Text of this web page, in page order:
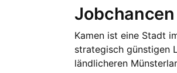
Kamen ist eine Stadt
strategisch günstigen
ländlicheren